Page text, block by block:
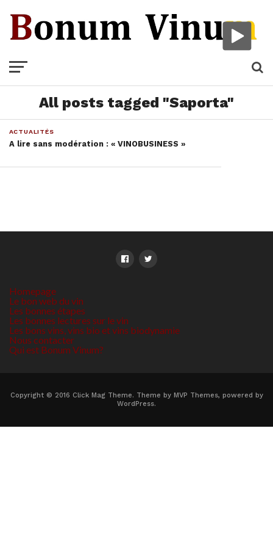
All posts tagged "Saporta"
ACTUALITÉS
A lire sans modération : « VINOBUSINESS »
Homepage
Le bon web du vin
Les bonnes étapes
Les bonnes lectures sur le vin
Les bons vins, vins bio et vins biodynamie
Nous contacter
Qui est Bonum Vinum?
Copyright © 2016 Click Mag Theme. Theme by MVP Themes, powered by
WordPress.